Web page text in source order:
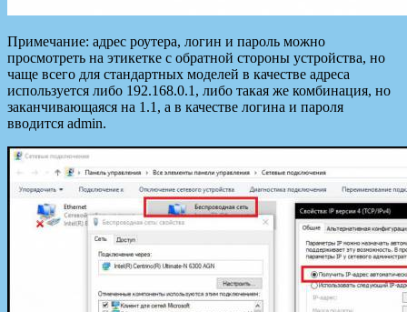
Примечание: адрес роутера, логин и пароль можно
просмотреть на этикетке с обратной стороны устройства, но
чаще всего для стандартных моделей в качестве адреса
используется либо 192.168.0.1, либо такая же комбинация, но
заканчивающаяся на 1.1, а в качестве логина и пароля
вводится admin.